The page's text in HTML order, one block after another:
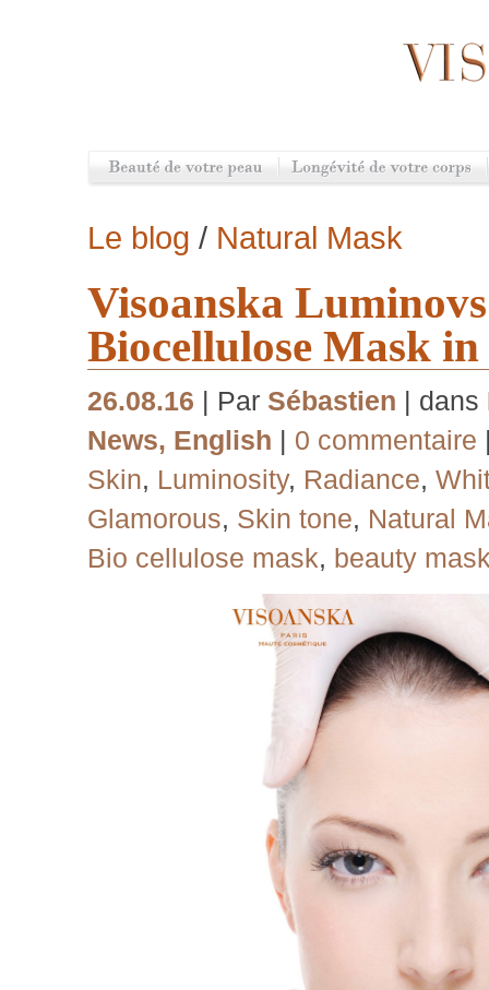
Le blog / Natural Mask
Visoanska
Biocellulose Mask
26.08.16 | Par Sébastien | dans
News, English | 0 commentaire
Skin, Luminosity, Radiance,
Glamorous, Skin tone, Natural
Bio cellulose mask, beauty